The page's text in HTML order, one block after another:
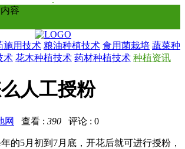
内容
施用技术 粮油种植技术 食用菌栽培 蔬菜种
术 花木种植技术 药材种植技术 种植资讯
人工授粉
网 查看 : 390 评论 : 0
的5月初到7月底，开花后就可进行授粉，